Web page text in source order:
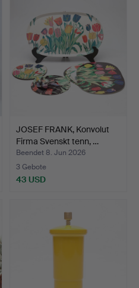
JOSEF FRANK, Konvolut
Firma Svenskt tenn, …
Beendet 8. Jun 2026
3 Gebote
43 USD